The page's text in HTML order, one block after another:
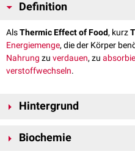
Definition
AlsThermic Effect of Food, kurz
Energiemenge, die der Körper
Nahrung zu verdauen, zu
verstoffwechseln.
Hintergrund
Gegensatz zu mehreren kleinen
Biochemie